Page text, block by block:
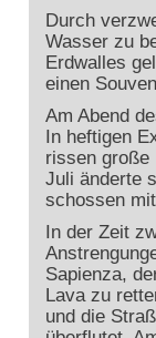
Durch
Wasser zu
Erdwalles
einen
Am Abend
In heftigen
rissen große
Juli änderte
schossen
In der Zeit
Sapienza,
Lava zu
und die